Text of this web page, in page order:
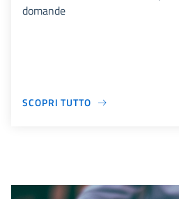
domande
SCOPRI TUTTO